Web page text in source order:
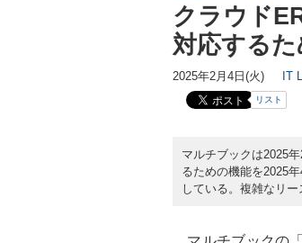
クラウド
対応する
2025年2月4日(火) IT
リスト
マルチブックは2025
るための機能を2025
している。複雑なリ